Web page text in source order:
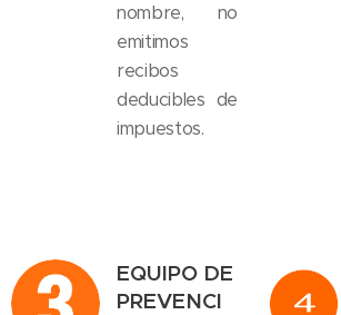
nombre, no
emitimos
recibos
deducibles de
impuestos.
EQUIPO DE
PREVENCI